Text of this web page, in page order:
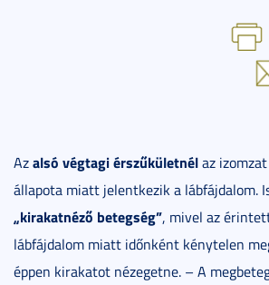
Azalsó végtagi érszűkületnélaz
állapota miatt jelentkezik a lábfájdalom.
„kirakatnéző betegség”, mivel az
lábfájdalom miatt időnként kénytelen
éppen kirakatot nézegetne. – A